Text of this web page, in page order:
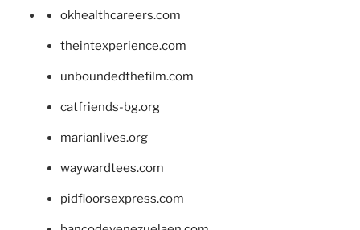
okhealthcareers.com
theintexperience.com
unboundedthefilm.com
catfriends-bg.org
marianlives.org
waywardtees.com
pidfloorsexpress.com